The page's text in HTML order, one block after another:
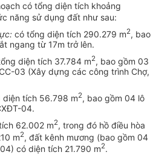
có tổng diện tích khoảng
năng sử dụng đất như sau:
có tổng diện tích 290.279 m2, bao
ngang từ 17m trở lên.
diện tích 37.784 m2, bao gồm 03
03 (Xây dựng các công trình Chợ,
diện tích 56.798 m2, bao gồm 04 lô
04.
62.002 m2, trong đó hồ điều hòa
m2, đất kênh mương (bao gồm 04
có diện tích 21.790 m2.